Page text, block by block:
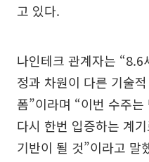
고 있다.
나인테크 관계자는
정과 차원이 다른 기술
폼”이라며 “이번 수주
다시 한번 입증하는 계
기반이 될 것”이라고 말